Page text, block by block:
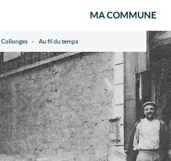
MA COMMUNE
Au fil du temps